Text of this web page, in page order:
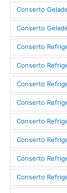
Conserto
Conserto
Conserto
Conserto
Conserto
Conserto
Conserto
Conserto
Conserto
Conserto